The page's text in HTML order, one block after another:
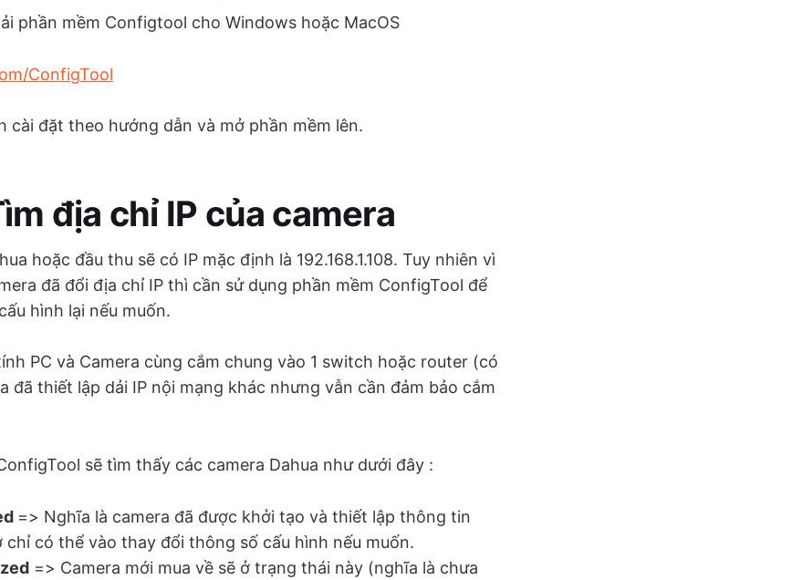
phần mềm Configtool cho Windows hoặc MacOS
ConfigTool
cài đặt theo hướng dẫn và mở phần mềm lên.
địa chỉ IP của camera
hoặc đầu thu sẽ có IP mặc định là 192.168.1.108. Tuy nhiên vì
đã đổi địa chỉ IP thì cần sử dụng phần mềm ConfigTool để
hình lại nếu muốn.
PC và Camera cùng cắm chung vào 1 switch hoặc router (có
đã thiết lập dải IP nội mạng khác nhưng vẫn cần đảm bảo cắm
sẽ tìm thấy các camera Dahua như dưới đây :
=> Nghĩa là camera đã được khởi tạo và thiết lập thông tin
có thể vào thay đổi thông số cấu hình nếu muốn.
=> Camera mới mua về sẽ ở trạng thái này (nghĩa là chưa